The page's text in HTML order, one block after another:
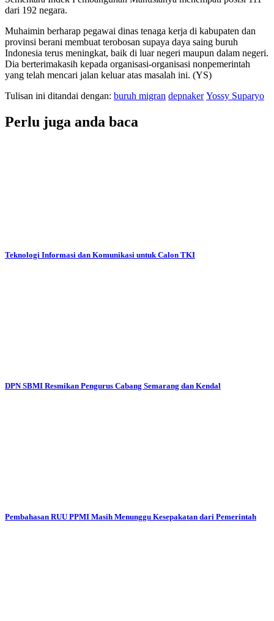
dari 192 negara.
Muhaimin berharap pegawai dinas tenaga kerja di kabupaten dan
provinsi berani membuat terobosan supaya daya saing buruh
Indonesia terus meningkat, baik di luar negeri maupun dalam negeri.
Dia berterimakasih kepada organisasi-organisasi nonpemerintah
yang telah mencari jalan keluar atas masalah ini. (YS)
Tulisan ini ditandai dengan: buruh migran depnaker Yossy Suparyo
Perlu juga anda baca
Teknologi Informasi dan Komunikasi untuk Calon TKI
DPN SBMI Resmikan Pengurus Cabang Semarang dan Kendal
Pembahasan RUU PPMI Masih Menunggu Kesepakatan dari Pemerintah